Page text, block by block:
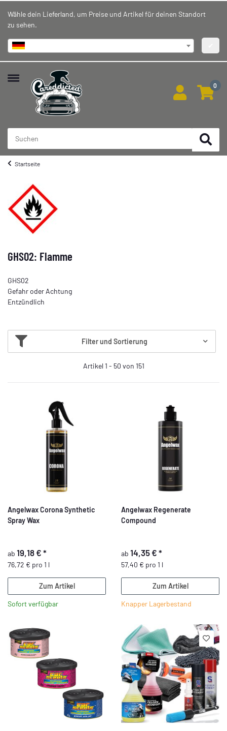
Wähle dein Lieferland, um Preise und Artikel für deinen Standort
zu sehen.
0
Startseite
GHS02: Flamme
GHS02
Gefahr oder Achtung
Entzündlich
Filter und Sortierung
Artikel 1 - 50 von 151
Angelwax Corona Synthetic
Spray Wax
ab 19,18 € *
76,72 € pro 1 l
Zum Artikel
Sofort verfügbar
Angelwax Regenerate
Compound
ab 14,35 € *
57,40 € pro 1 l
Zum Artikel
Knapper Lagerbestand